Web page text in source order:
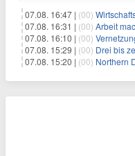
07.08. 16:47 | (00)
07.08. 16:31 | (00) Arbeit
07.08. 16:10 | (00) Vernetzung
07.08. 15:29 | (00) Drei bis zehn
07.08. 15:20 | (00) Northern